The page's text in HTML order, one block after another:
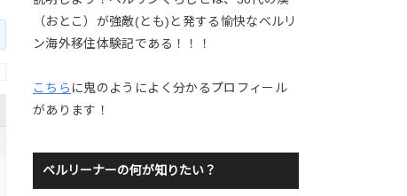
（おとこ）が強敵(とも)と発する愉快なベルリ
ン海外移住体験記である！！！
こちら に鬼のようによく分かるプロフィール
があります！
ベルリーナーの何が知りたい？